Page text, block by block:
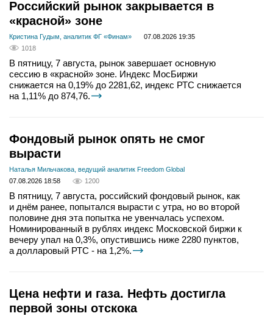
Российский рынок закрывается в
«красной» зоне
Кристина Гудым, аналитик ФГ «Финам»
07.08.2026 19:35
1018
В пятницу, 7 августа, рынок завершает основную
сессию в «красной» зоне. Индекс МосБиржи
снижается на 0,19% до 2281,62, индекс РТС снижается
на 1,11% до 874,76.
Фондовый рынок опять не смог
вырасти
Наталья Мильчакова, ведущий аналитик Freedom Global
07.08.2026 18:58
1200
В пятницу, 7 августа, российский фондовый рынок, как
и днём ранее, попытался вырасти с утра, но во второй
половине дня эта попытка не увенчалась успехом.
Номинированный в рублях индекс Московской биржи к
вечеру упал на 0,3%, опустившись ниже 2280 пунктов,
а долларовый РТС - на 1,2%.
Цена нефти и газа. Нефть достигла
первой зоны отскока